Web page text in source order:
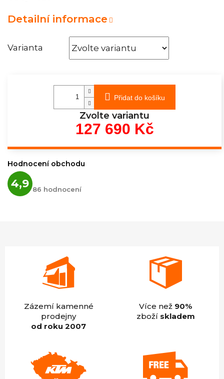
Varianta
Detailní informace
Přidat do košíku
Zvolte variantu
127 690 KčMěrná
Hodnocení obchodu
4,9 hodnocení
obchodu
86 hodnocení
Zázemí kamenné
prodejny
od roku 2007
Více než 90%
zboží skladem